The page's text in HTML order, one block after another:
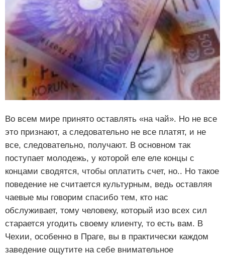
Во всем мире принято оставлять «на чай». Но не все
это признают, а следовательно не все платят, и не
все, следовательно, получают. В основном так
поступает молодежь, у которой еле еле концы с
концами сводятся, чтобы оплатить счет, но.. Но такое
поведение не считается культурным, ведь оставляя
чаевые мы говорим спасибо тем, кто нас
обслуживает, тому человеку, который изо всех сил
старается угодить своему клиенту, то есть вам. В
Чехии, особенно в Праге, вы в практически каждом
заведение ощутите на себе внимательное